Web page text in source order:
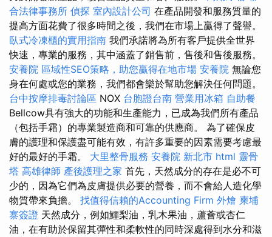
合法律事務所 偵探 室內設計公司 在產品開發和服務質量的
提高方面花費了很多時間之後，我們在市場上贏得了聲譽。
臥式冷凍櫃的實用指南 我們承諾將為所有客戶提供全世界
快速，專業的服務，其中涵蓋了銷售前，售後和售後服務。
安養院 區域性SEO策略，助您贏得在地市場 安養院 無論您
身在何處或您的業務，我們都會樂於幫助您解決任何問題。
台中按摩排毒討論區 NOX 台胞證台南 營業用冰箱 自助餐
Bellcow具有強大的功能和生產能力，已成為我們所有產品
（包括手霜）的專業製造商和可靠的供應商。 為了確保皮
膚的護理和保護盡可能有效，有許多重要的因素需要考慮最
好的最好的手霜。 大里整骨服務 安養院 新北市 html 靈骨
塔 高雄律師 產後護理之家 首先，天然成分的存在是必不可
少的，因為它們為皮膚提供必要的營養，而不會給人造化學
物質帶來負擔。 找值得信賴的Accounting Firm 外燴 柬埔
寨簽證 天然成分，例如鱷梨油，乳木果油，蘆薈或杏仁
油，在有助於保留其彈性和柔軟性的同時深處得到水分和滋